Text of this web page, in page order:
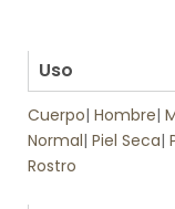
Uso
Cuerpo| Hombre|
Normal| Piel Seca|
Rostro